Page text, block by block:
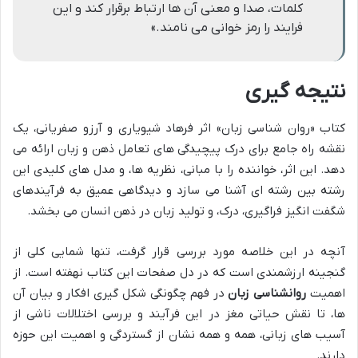
کلمات، صدا و معنی آن ها ارتباط برقرار کند و این
فرایند را رمز خوانی می نامند.»
نتیجه گیری
کتاب «روان شناسی زبان» اثر فرهاد شیویاری و آرزو صفریانی، یک
نقشه راه جامع برای درک پیچیدگی های تعامل ذهن و زبان ارائه می
دهد. این اثر، خواننده را با مبانی، نظریه ها، و مدل های کلیدی این
رشته بین رشته ای آشنا می سازد و دیدگاهی عمیق به فرآیندهای
شگفت انگیز فراگیری، درک، و تولید زبان در ذهن انسان می بخشد.
آنچه در این خلاصه مورد بررسی قرار گرفت، تنها شمایی کلی از
گنجینه ارزشمندی است که در دل صفحات این کتاب نهفته است. از
اهمیت روانشناسی زباندر فهم چگونگی شکل گیری افکار و بیان آن
ها، تا نقش حیاتی مغز در این فرآیند و بررسی اختلالات ناشی از
آسیب های زبانی، همه و همه نشان از گستردگی و اهمیت این حوزه